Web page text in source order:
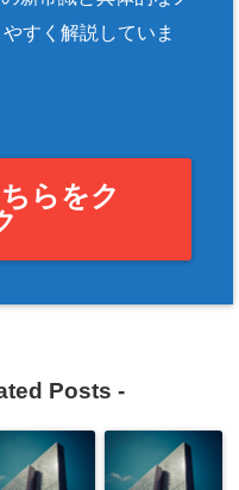
すく解説していま
らをク
Posts -